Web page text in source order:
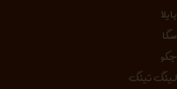
لینگ تینگ